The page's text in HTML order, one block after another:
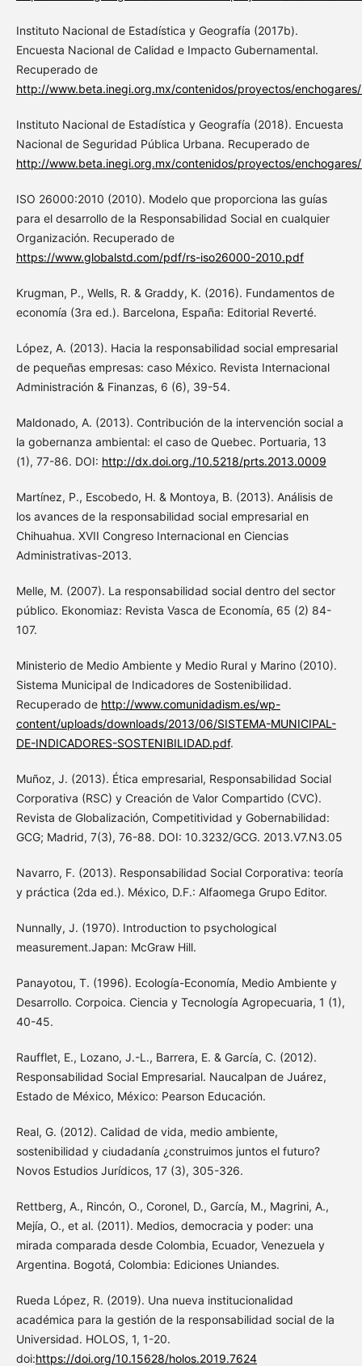
Instituto Nacional de Estadística y Geografía (2017b).
Encuesta Nacional de Calidad e Impacto Gubernamental.
Recuperado de
http://www.beta.inegi.org.mx/contenidos/proyectos/
Instituto Nacional de Estadística y Geografía (2018). Encuesta
Nacional de Seguridad Pública Urbana. Recuperado de
http://www.beta.inegi.org.mx/contenidos/proyectos/
ISO 26000:2010 (2010). Modelo que proporciona las guías
para el desarrollo de la Responsabilidad Social en cualquier
Organización. Recuperado de
https://www.globalstd.com/pdf/rs-iso26000-2010.pdf
Krugman, P., Wells, R. & Graddy, K. (2016). Fundamentos de
economía (3ra ed.). Barcelona, España: Editorial Reverté.
López, A. (2013). Hacia la responsabilidad social empresarial
de pequeñas empresas: caso México. Revista Internacional
Administración & Finanzas, 6 (6), 39-54.
Maldonado, A. (2013). Contribución de la intervención social a
la gobernanza ambiental: el caso de Quebec. Portuaria, 13
(1), 77-86. DOI: http://dx.doi.org./10.5218/prts.2013.0009
Martínez, P., Escobedo, H. & Montoya, B. (2013). Análisis de
los avances de la responsabilidad social empresarial en
Chihuahua. XVII Congreso Internacional en Ciencias
Administrativas-2013.
Melle, M. (2007). La responsabilidad social dentro del sector
público. Ekonomiaz: Revista Vasca de Economía, 65 (2) 84-
107.
Ministerio de Medio Ambiente y Medio Rural y Marino (2010).
Sistema Municipal de Indicadores de Sostenibilidad.
Recuperado de http://www.comunidadism.es/wp-
content/uploads/downloads/2013/06/SISTEMA-MUNICIPAL-
DE-INDICADORES-SOSTENIBILIDAD.pdf.
Muñoz, J. (2013). Ética empresarial, Responsabilidad Social
Corporativa (RSC) y Creación de Valor Compartido (CVC).
Revista de Globalización, Competitividad y Gobernabilidad:
GCG; Madrid, 7(3), 76-88. DOI: 10.3232/GCG. 2013.V7.N3.05
Navarro, F. (2013). Responsabilidad Social Corporativa: teoría
y práctica (2da ed.). México, D.F.: Alfaomega Grupo Editor.
Nunnally, J. (1970). Introduction to psychological
measurement.Japan: McGraw Hill.
Panayotou, T. (1996). Ecología-Economía, Medio Ambiente y
Desarrollo. Corpoica. Ciencia y Tecnología Agropecuaria, 1 (1),
40-45.
Raufflet, E., Lozano, J.-L., Barrera, E. & García, C. (2012).
Responsabilidad Social Empresarial. Naucalpan de Juárez,
Estado de México, México: Pearson Educación.
Real, G. (2012). Calidad de vida, medio ambiente,
sostenibilidad y ciudadanía ¿construimos juntos el futuro?
Novos Estudios Jurídicos, 17 (3), 305-326.
Rettberg, A., Rincón, O., Coronel, D., García, M., Magrini, A.,
Mejía, O., et al. (2011). Medios, democracia y poder: una
mirada comparada desde Colombia, Ecuador, Venezuela y
Argentina. Bogotá, Colombia: Ediciones Uniandes.
Rueda López, R. (2019). Una nueva institucionalidad
académica para la gestión de la responsabilidad social de la
Universidad. HOLOS, 1, 1-20.
doi:https://doi.org/10.15628/holos.2019.7624